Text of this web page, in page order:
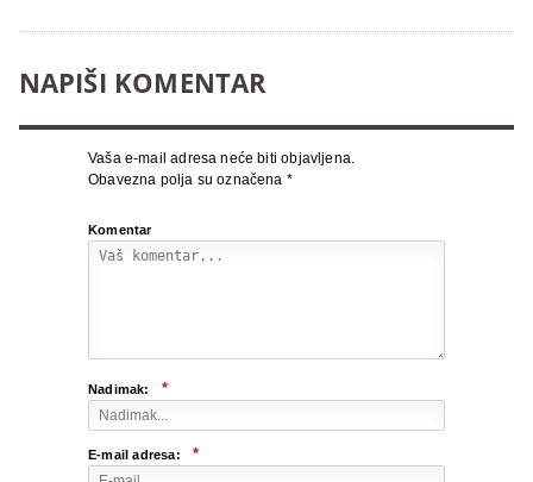
NAPIŠI KOMENTAR
Vaša e-mail adresa neće biti objavljena.
Obavezna polja su označena *
Komentar
Nadimak: *
E-mail adresa: *